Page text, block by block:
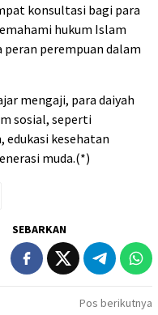
konsultasi bagi para
hukum Islam
perempuan dalam
mengaji, para daiyah
sosial, seperti
edukasi kesehatan
muda.(*)
SEBARKAN
Pos berikutnya